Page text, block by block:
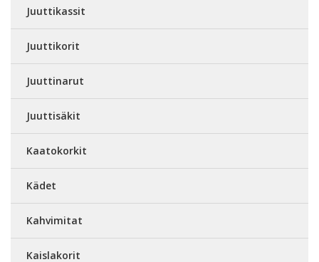
Juuttikassit
Juuttikorit
Juuttinarut
Juuttisäkit
Kaatokorkit
Kädet
Kahvimitat
Kaislakorit